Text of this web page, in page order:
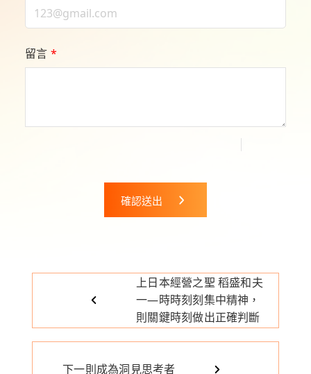
留言 *
確認送出
上
一
則
日本經營之聖 稻盛和夫
—時時刻刻集中精神，
關鍵時刻做出正確判斷
下一則成為洞見思考者